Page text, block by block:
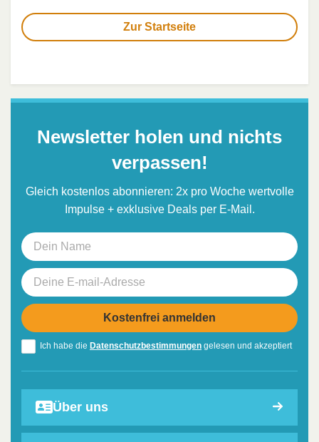
Zur Startseite
Newsletter holen und nichts
verpassen!
Gleich kostenlos abonnieren: 2x pro Woche wertvolle
Impulse + exklusive Deals per E-Mail.
Ich habe die Datenschutzbestimmungen gelesen und akzeptiert
Über uns